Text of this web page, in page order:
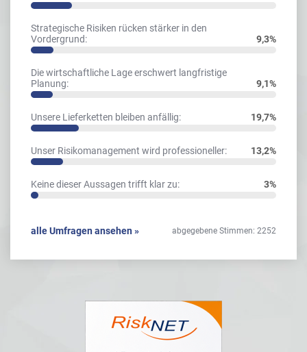
Strategische Risiken rücken stärker in den
Vordergrund:
9,3%
Die wirtschaftliche Lage erschwert langfristige
Planung:
9,1%
Unsere Lieferketten bleiben anfällig: 19,7%
Unser Risikomanagement wird professioneller: 13,2%
Keine dieser Aussagen trifft klar zu: 3%
alle Umfragen ansehen » abgegebene Stimmen: 2252